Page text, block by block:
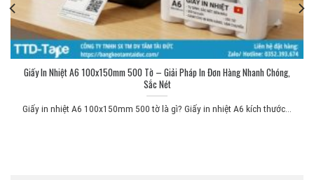
Giấy In Nhiệt A6 100x150mm 500 Tờ – Giải Pháp In Đơn Hàng Nhanh Chóng,
Sắc Nét
Giấy in nhiệt A6 100x150mm 500 tờ là gì? Giấy in nhiệt A6 kích thước...